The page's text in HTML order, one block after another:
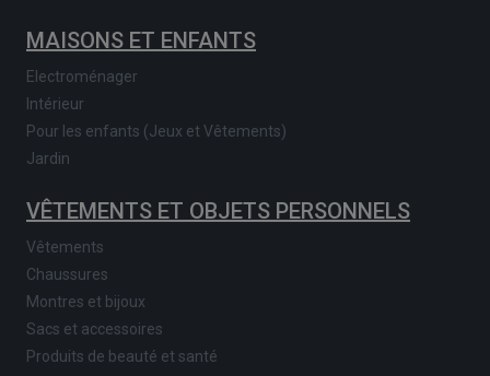
MAISONS ET ENFANTS
Electroménager
Intérieur
Pour les enfants (Jeux et Vêtements)
Jardin
VÊTEMENTS ET OBJETS PERSONNELS
Vêtements
Chaussures
Montres et bijoux
Sacs et accessoires
Produits de beauté et santé